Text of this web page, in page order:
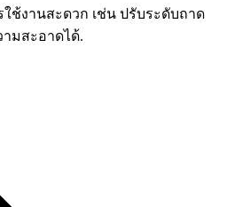
ช้งานสะดวก เช่น ปรับระดับถาด
ามสะอาดได้.